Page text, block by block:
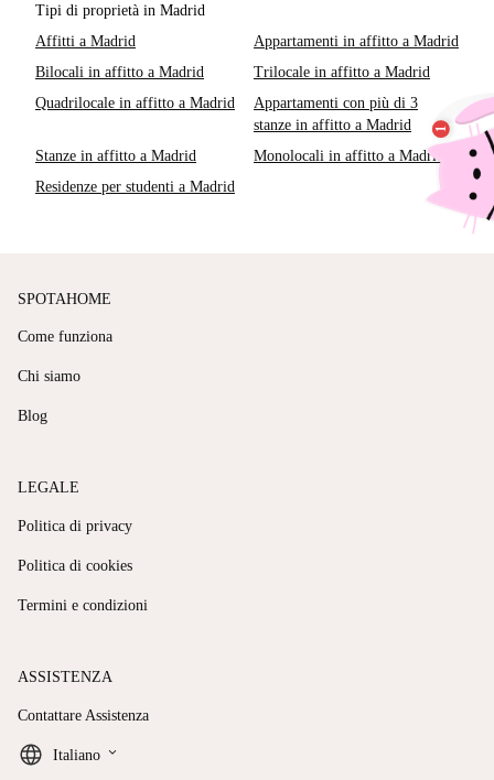
Tipi di proprietà in Madrid
Affitti a Madrid
Appartamenti in affitto a Madrid
Bilocali in affitto a Madrid
Trilocale in affitto a Madrid
Quadrilocale in affitto a Madrid
Appartamenti con più di 3
stanze in affitto a Madrid
Stanze in affitto a Madrid
Monolocali in affitto a Madrid
Residenze per studenti a Madrid
SPOTAHOME
Come funziona
Chi siamo
Blog
LEGALE
Politica di privacy
Politica di cookies
Termini e condizioni
ASSISTENZA
Contattare Assistenza
Italiano keyboard_arrow_down